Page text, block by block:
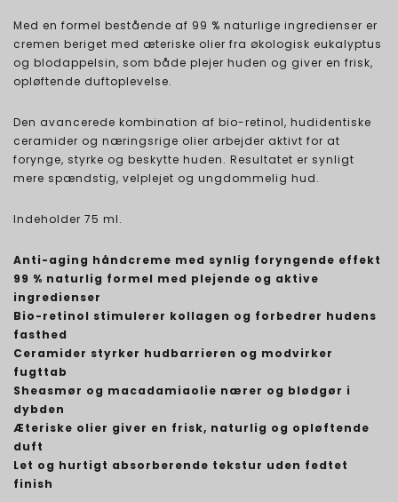
Med en formel bestående af 99 % naturlige ingredienser er
cremen beriget med æteriske olier fra økologisk eukalyptus
og blodappelsin, som både plejer huden og giver en frisk,
opløftende duftoplevelse.
Den avancerede kombination af bio-retinol, hudidentiske
ceramider og næringsrige olier arbejder aktivt for at
forynge, styrke og beskytte huden. Resultatet er synligt
mere spændstig, velplejet og ungdommelig hud.
Indeholder 75 ml.
Anti-aging håndcreme med synlig foryngende effekt
99 % naturlig formel med plejende og aktive
ingredienser
Bio-retinol stimulerer kollagen og forbedrer hudens
fasthed
Ceramider styrker hudbarrieren og modvirker
fugttab
Sheasmør og macadamiaolie nærer og blødgør i
dybden
Æteriske olier giver en frisk, naturlig og opløftende
duft
Let og hurtigt absorberende tekstur uden fedtet
finish